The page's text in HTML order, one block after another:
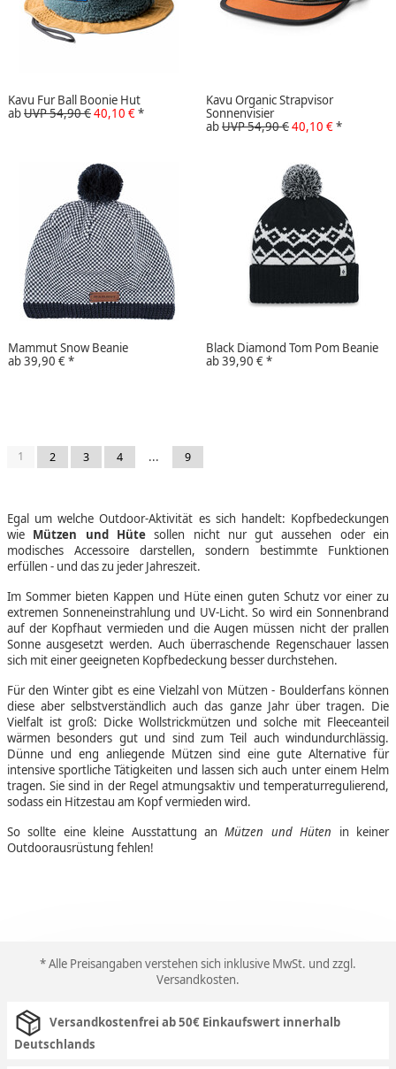
Kavu Fur Ball Boonie Hut
abUVP 54,90 €40,10 €*
Kavu Organic Strapvisor
Sonnenvisier
abUVP 54,90 €40,10 €*
Mammut Snow Beanie
ab39,90 €*
Black Diamond Tom Pom Beanie
ab39,90 €*
1 2 3 4 ... 9
Egal um welche Outdoor-Aktivität es sich handelt: Kopfbedeckungen
wie Mützen und Hütesollen nicht nur gut aussehen oder ein
modisches Accessoire darstellen, sondern bestimmte Funktionen
erfüllen - und das zu jeder Jahreszeit.
Im Sommer bieten Kappen und Hüte einen guten Schutz vor einer zu
extremen Sonneneinstrahlung und UV-Licht. So wird ein Sonnenbrand
auf der Kopfhaut vermieden und die Augen müssen nicht der prallen
Sonne ausgesetzt werden. Auch überraschende Regenschauer lassen
sich mit einer geeigneten Kopfbedeckung besser durchstehen.
Für den Winter gibt es eine Vielzahl von Mützen - Boulderfans können
diese aber selbstverständlich auch das ganze Jahr über tragen. Die
Vielfalt ist groß: Dicke Wollstrickmützen und solche mit Fleeceanteil
wärmen besonders gut und sind zum Teil auch windundurchlässig.
Dünne und eng anliegende Mützen sind eine gute Alternative für
intensive sportliche Tätigkeiten und lassen sich auch unter einem Helm
tragen. Sie sind in der Regel atmungsaktiv und temperaturregulierend,
sodass ein Hitzestau am Kopf vermieden wird.
So sollte eine kleine Ausstattung anMützen und Hüten in keiner
Outdoorausrüstung fehlen!
* Alle Preisangaben verstehen sich inklusive MwSt. und zzgl.
Versandkosten.
Versandkostenfrei ab 50€ Einkaufswert innerhalb
Deutschlands